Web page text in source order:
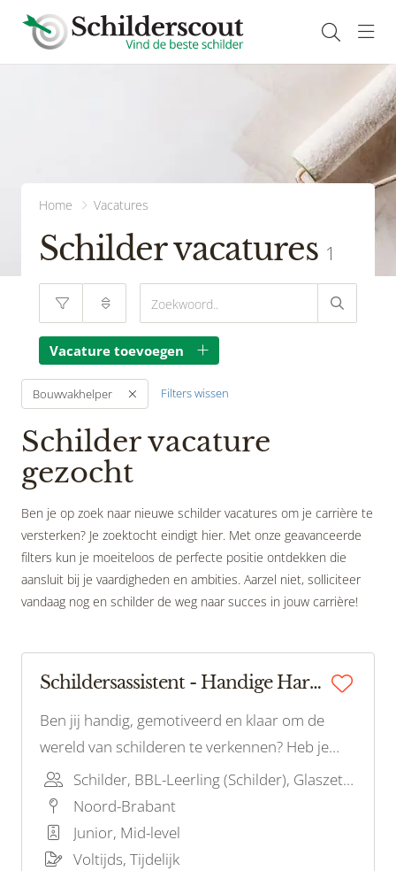
Home Vacatures
Schilder vacatures 1
Vacature toevoegen
Bouwvakhelper Filters wissen
Schilder vacature
gezocht
Ben je op zoek naar nieuwe schilder vacatures om je carrière te
versterken? Je zoektocht eindigt hier. Met onze geavanceerde
filters kun je moeiteloos de perfecte positie ontdekken die
aansluit bij je vaardigheden en ambities. Aarzel niet, solliciteer
vandaag nog en schilder de weg naar succes in jouw carrière!
Schildersassistent - Handige Harry/Harriët gezocht!
Ben jij handig, gemotiveerd en klaar om de
wereld van schilderen te verkennen? Heb je
een passie voor het werken met je handen en
de drang om een waardevolle bijdrage te
leveren aan ons schilderteam? Dan zijn wij op
zoek naar jou!
Schilder, BBL-Leerling (Schilder), Glaszetter, Bouwvakhelper, BBL-Leerling (Glas)
Noord-Brabant
Junior, Mid-level
Voltijds, Tijdelijk